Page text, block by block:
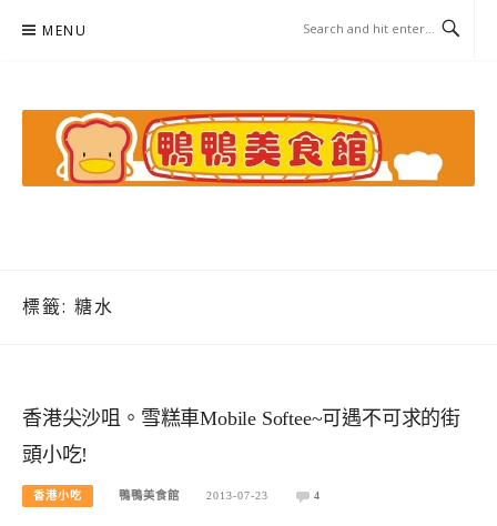
MENU
標籤: 糖水
香港尖沙咀。雪糕車Mobile Softee~可遇不可求的街
頭小吃!
香港小吃 鴨鴨美食館 2013-07-23 4